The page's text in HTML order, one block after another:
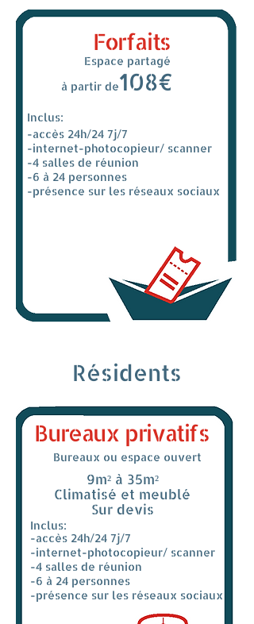
-accès 24h/24 7j/7
-internet-photocopieur/ scanner
-4 salles de réunion
-6 à 24 personnes
-présence sur les réseaux sociaux
Forfaits
Espace partagé
à partir de108€
Inclus:
Résidents
9m² à 35m²
Climatisé et meublé
Sur devis
-accès 24h/24 7j/7
-internet-photocopieur/ scanner
-4 salles de réunion
-6 à 24 personnes
-présence sur les réseaux sociaux
Bureaux privatifs
Bureaux ou espace ouvert
Inclus: